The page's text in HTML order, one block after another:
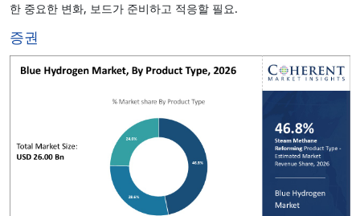
한 중요한 변화, 보드가 준비하고 적응할 필요.
증권